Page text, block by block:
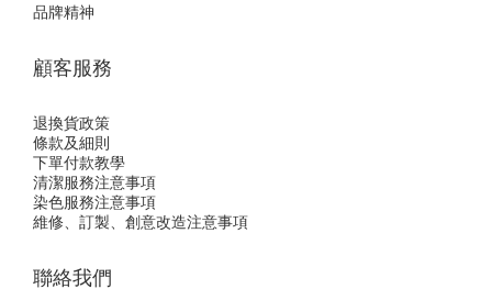
品牌精神
顧客服務
退換貨政策
條款及細則
下單付款教學
清潔服務注意事項
染色服務注意事項
維修、訂製、創意改造注意事項
聯絡我們